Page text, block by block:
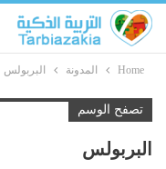
Home المدونة البربولس
تصفح الوسم
البربولس